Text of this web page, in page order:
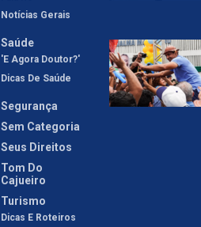
Notícias Gerais
Saúde
'E Agora Doutor?'
Dicas De Saúde
Segurança
Sem Categoria
Seus Direitos
Tom Do
Cajueiro
Turismo
Dicas E Roteiros